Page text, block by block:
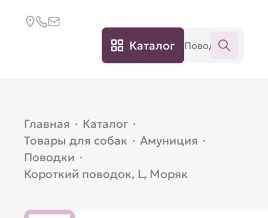
Каталог
Главная · Каталог ·
Товары для собак · Амуниция ·
Поводки ·
Короткий поводок, L, Моряк